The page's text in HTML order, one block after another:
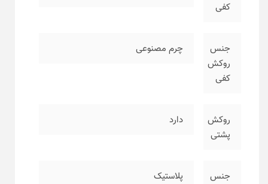
کفی
جنس
روکش
کفی
چرم مصنوعی
روکش
پشتی
دارد
جنس
پلاستیک